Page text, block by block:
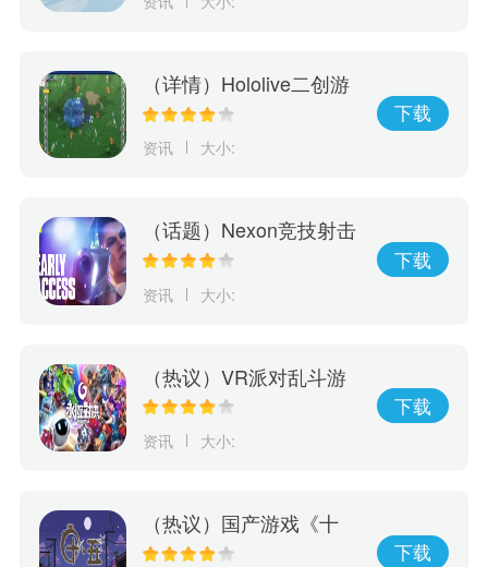
（详情）Hololive二创游
戏《Holocure》获Cover
推出
资讯 大小:
下载
（话题）Nexon竞技射击
游戏《幕后高手》5月19
资讯 大小:
下载
（热议）VR派对乱斗游
戏《永恒对决》将于6/7
PICO4和SteamVR登场
资讯 大小:
下载
（热议）国产游戏《十
五》发布预告片，将于5
下载